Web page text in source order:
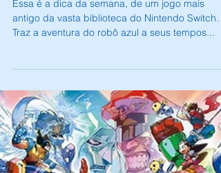
24 de out. de 2024
1 min de leitura
[Dica da semana de jogo antigo]
antigo da vasta biblioteca do Nintendo Switch.
Traz a aventura do robô azul a seus tempos...